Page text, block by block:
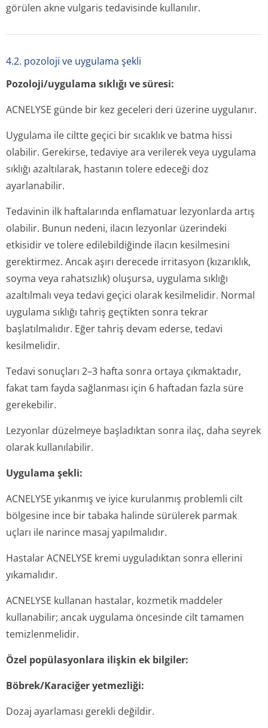
görülen akne vulgaris tedavisinde kullanılır.
4.2. pozoloji ve uygulama şekli
Pozoloji/uygulama sıklığı ve süresi:
ACNELYSE günde bir kez geceleri deri üzerine uygulanır.
Uygulama ile ciltte geçici bir sıcaklık ve batma hissi
olabilir. Gerekirse, tedaviye ara verilerek veya uygulama
sıklığı azaltılarak, hastanın tolere edeceği doz
ayarlanabilir.
Tedavinin ilk haftalarında enflamatuar lezyonlarda artış
olabilir. Bunun nedeni, ilacın lezyonlar üzerindeki
etkisidir ve tolere edilebildiğinde ilacın kesilmesini
gerektirmez. Ancak aşırı derecede irritasyon (kızarıklık,
soyma veya rahatsızlık) oluşursa, uygulama sıklığı
azaltılmalı veya tedavi geçici olarak kesilmelidir. Normal
uygulama sıklığı tahriş geçtikten sonra tekrar
başlatılmalıdır. Eğer tahriş devam ederse, tedavi
kesilmelidir.
Tedavi sonuçları 2–3 hafta sonra ortaya çıkmaktadır,
fakat tam fayda sağlanması için 6 haftadan fazla süre
gerekebilir.
Lezyonlar düzelmeye başladıktan sonra ilaç, daha seyrek
olarak kullanılabilir.
Uygulama şekli:
ACNELYSE yıkanmış ve iyice kurulanmış problemli cilt
bölgesine ince bir tabaka halinde sürülerek parmak
uçları ile narince masaj yapılmalıdır.
Hastalar ACNELYSE kremi uyguladıktan sonra ellerini
yıkamalıdır.
ACNELYSE kullanan hastalar, kozmetik maddeler
kullanabilir; ancak uygulama öncesinde cilt tamamen
temizlenmelidir.
Özel popülasyonlara ilişkin ek bilgiler:
Böbrek/Karaciğer yetmezliği:
Dozaj ayarlaması gerekli değildir.